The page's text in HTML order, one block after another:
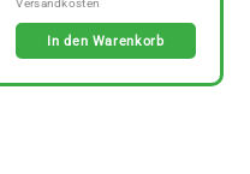
In den Warenkorb